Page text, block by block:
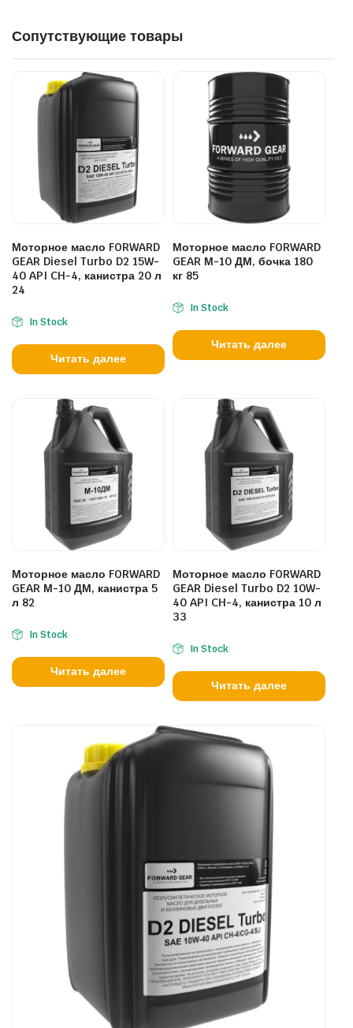
Сопутствующие товары
Моторное масло FORWARD
GEAR Diesel Turbo D2 15W-
40 API CH-4, канистра 20 л
24
In Stock
Читать далее
Моторное масло FORWARD
GEAR М-10 ДМ, бочка 180
кг 85
In Stock
Читать далее
Моторное масло FORWARD
GEAR М-10 ДМ, канистра 5
л 82
In Stock
Читать далее
Моторное масло FORWARD
GEAR Diesel Turbo D2 10W-
40 API CH-4, канистра 10 л
33
In Stock
Читать далее